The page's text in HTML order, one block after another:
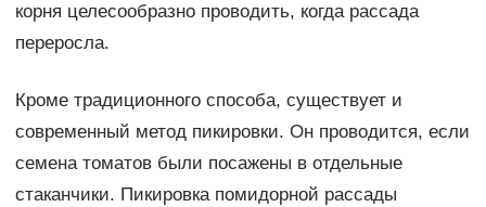
корня целесообразно проводить, когда рассада
переросла.
Кроме традиционного способа, существует и
современный метод пикировки. Он проводится, если
семена томатов были посажены в отдельные
стаканчики. Пикировка помидорной рассады